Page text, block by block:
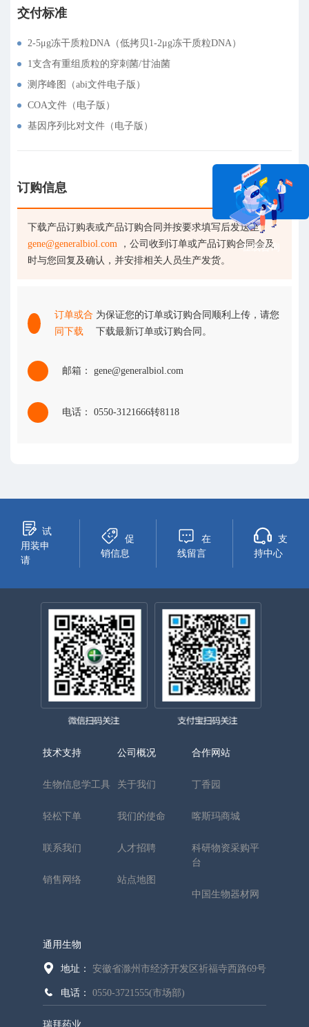
交付标准
2-5μg冻干质粒DNA（低拷贝1-2μg冻干质粒DNA）
1支含有重组质粒的穿刺菌/甘油菌
测序峰图（abi文件电子版）
COA文件（电子版）
基因序列比对文件（电子版）
订购信息
下载产品订购表或产品订购合同并按要求填写后发送至
gene@generalbiol.com ，公司收到订单或产品订购合同会及
时与您回复及确认，并安排相关人员生产发货。
订单或合
同下载
为保证您的订单或订购合同顺利上传，请您
下载最新订单或订购合同。
邮箱： gene@generalbiol.com
电话： 0550-3121666转8118
试
用装申
请
促
销信息
在
线留言
支
持中心
技术支持
生物信息学工具
轻松下单
联系我们
销售网络
公司概况
关于我们
我们的使命
人才招聘
站点地图
合作网站
丁香园
喀斯玛商城
科研物资采购平
台
中国生物器材网
通用生物
地址： 安徽省滁州市经济开发区祈福寺西路69号
电话： 0550-3721555(市场部)
瑞拜药业
在线咨询